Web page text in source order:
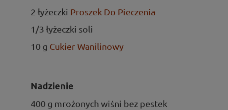
2 łyżeczki Proszek Do Pieczenia
1/3 łyżeczki soli
10 g Cukier Wanilinowy
Nadzienie
400 g mrożonych wiśni bez pestek